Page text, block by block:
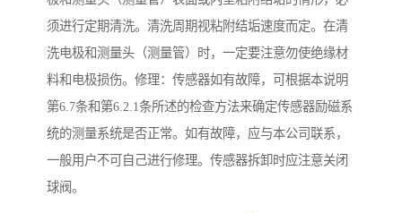
须进行定期清洗。清洗周期视粘附结垢速度而定。在清
洗电极和测量头（测量管）时，一定要注意勿使绝缘材
料和电极损伤。修理：传感器如有故障，可根据本说明
第6.7条和第6.2.1条所述的检查方法来确定传感器励磁系
统的测量系统是否正常。如有故障，应与本公司联系，
一般用户不可自己进行修理。传感器拆卸时应注意关闭
球阀。